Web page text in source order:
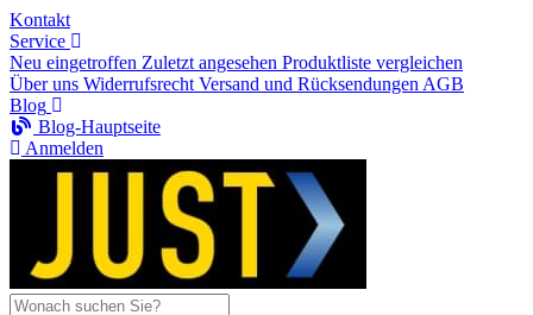
Kontakt
Service
Neu eingetroffen Zuletzt angesehen Produktliste vergleichen
Über uns Widerrufsrecht Versand und Rücksendungen AGB
Blog
Blog-Hauptseite
Anmelden